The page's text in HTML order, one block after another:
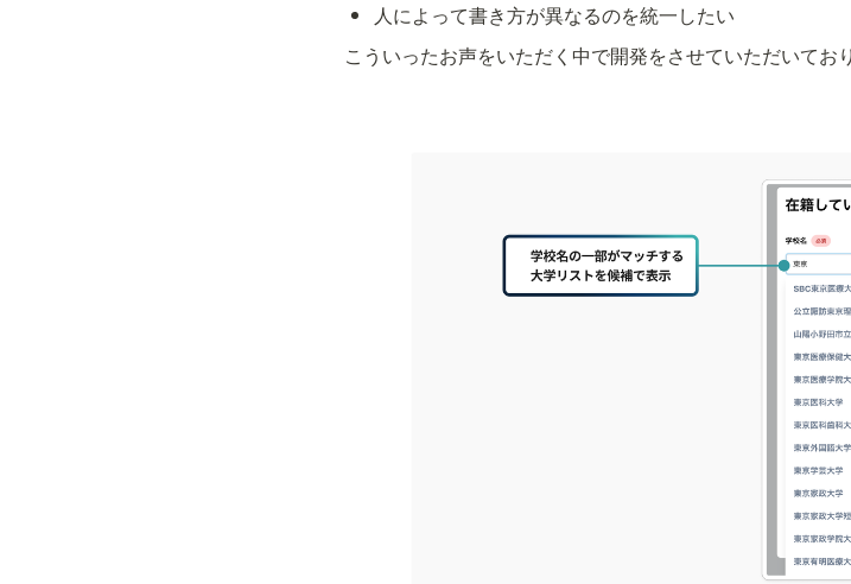
人によって書き方が異なるのを統一したい
こういったお声をいただく中で開発をさせていただいてお